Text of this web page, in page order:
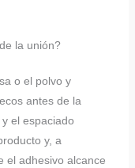
la unión?
o el polvo y
antes de la
el espaciado
y, a
el adhesivo alcance